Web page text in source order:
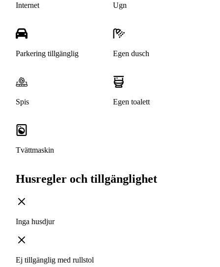
Internet Ugn
Parkering tillgänglig Egen dusch
Spis Egen toalett
Tvättmaskin
Husregler och tillgänglighet
Inga husdjur
Ej tillgänglig med rullstol